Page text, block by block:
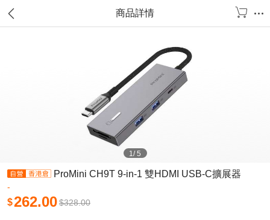
商品詳情
1/5
ProMini CH9T 9-in-1 雙HDMI USB-C擴展器
-
$262.00$328.00